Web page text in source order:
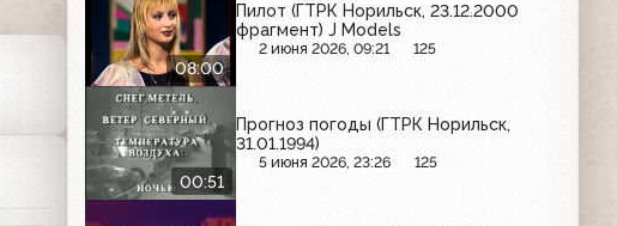
08:00
Пилот (ГТРК Норильск, 23.12.2000
фрагмент) J Models
2 июня 2026, 09:21 125
00:51
Прогноз погоды (ГТРК Норильск,
31.01.1994)
5 июня 2026, 23:26 125